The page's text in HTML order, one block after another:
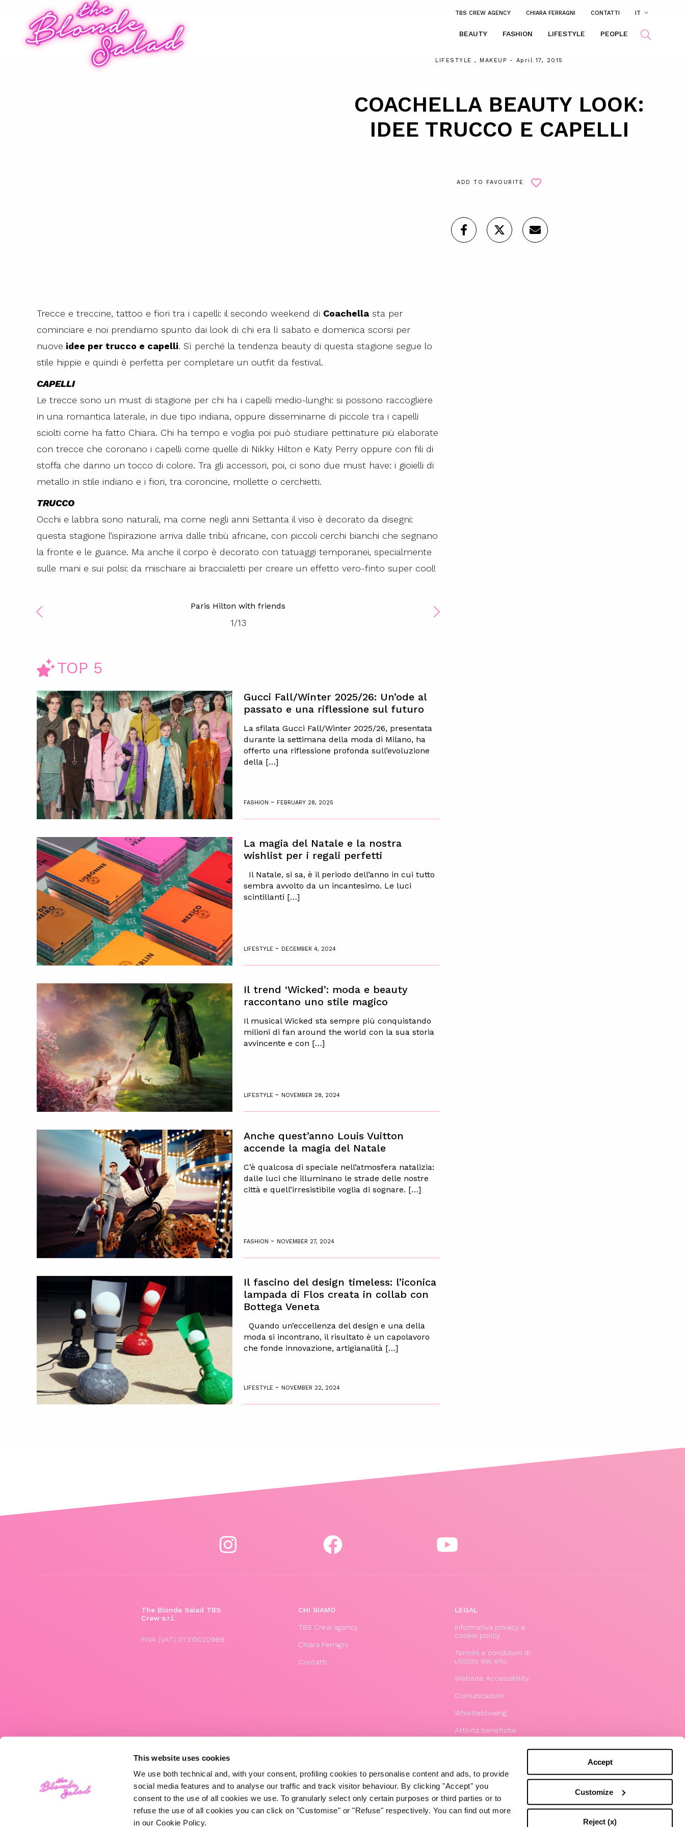
This website uses cookies
We use both technical and, with your consent, profiling cookies to personalise content and ads, to provide
social media features and to analyse our traffic and track visitor behaviour. By clicking "Accept" you
consent to the use of all cookies we use. To granularly select only certain purposes or third parties or to
refuse the use of all cookies you can click on "Customise" or "Refuse" respectively. You can find out more
in our Cookie Policy.
Accept
Customize
Reject (x)
TBS CREW AGENCY CHIARA FERRAGNI CONTATTI IT
BEAUTY FASHION LIFESTYLE PEOPLE
LIFESTYLE , MAKEUP - April 17, 2015
COACHELLA BEAUTY LOOK:
IDEE TRUCCO E CAPELLI
ADD TO FAVOURITE
Trecce e treccine, tattoo e fiori tra i capelli: il secondo weekend di Coachella sta per
cominciare e noi prendiamo spunto dai look di chi era lì sabato e domenica scorsi per
nuove idee per trucco e capelli. Sì perché la tendenza beauty di questa stagione segue lo
stile hippie e quindi è perfetta per completare un outfit da festival.
CAPELLI
Le trecce sono un must di stagione per chi ha i capelli medio-lunghi: si possono raccogliere
in una romantica laterale, in due tipo indiana, oppure disseminarne di piccole tra i capelli
sciolti come ha fatto Chiara. Chi ha tempo e voglia poi può studiare pettinature più elaborate
con trecce che coronano i capelli come quelle di Nikky Hilton e Katy Perry oppure con fili di
stoffa che danno un tocco di colore. Tra gli accessori, poi, ci sono due must have: i gioielli di
metallo in stile indiano e i fiori, tra coroncine, mollette o cerchietti.
TRUCCO
Occhi e labbra sono naturali, ma come negli anni Settanta il viso è decorato da disegni:
questa stagione l’ispirazione arriva dalle tribù africane, con piccoli cerchi bianchi che segnano
la fronte e le guance. Ma anche il corpo è decorato con tatuaggi temporanei, specialmente
sulle mani e sui polsi: da mischiare ai braccialetti per creare un effetto vero-finto super cool!
Paris Hilton with friends
1/13
TOP 5
Gucci Fall/Winter 2025/26: Un’ode al
passato e una riflessione sul futuro
La sfilata Gucci Fall/Winter 2025/26, presentata
durante la settimana della moda di Milano, ha
offerto una riflessione profonda sull’evoluzione
della […]
FASHION - FEBRUARY 28, 2025
La magia del Natale e la nostra
wishlist per i regali perfetti
Il Natale, si sa, è il periodo dell’anno in cui tutto
sembra avvolto da un incantesimo. Le luci
scintillanti […]
LIFESTYLE - DECEMBER 4, 2024
Il trend ‘Wicked’: moda e beauty
raccontano uno stile magico
Il musical Wicked sta sempre più conquistando
milioni di fan around the world con la sua storia
avvincente e con […]
LIFESTYLE - NOVEMBER 28, 2024
Anche quest’anno Louis Vuitton
accende la magia del Natale
C’è qualcosa di speciale nell’atmosfera natalizia:
dalle luci che illuminano le strade delle nostre
città e quell’irresistibile voglia di sognare. […]
FASHION - NOVEMBER 27, 2024
Il fascino del design timeless: l’iconica
lampada di Flos creata in collab con
Bottega Veneta
Quando un’eccellenza del design e una della
moda si incontrano, il risultato è un capolavoro
che fonde innovazione, artigianalità […]
LIFESTYLE - NOVEMBER 22, 2024
The Blonde Salad TBS
Crew s.r.l.
P.IVA (VAT) 07310020966
CHI SIAMO
TBS Crew agency
Chiara Ferragni
Contatti
LEGAL
Informativa privacy e
cookie policy
Termini e condizioni di
utilizzo del sito
Website Accessibility
Comunicazioni
Whistleblowing
Attività benefiche